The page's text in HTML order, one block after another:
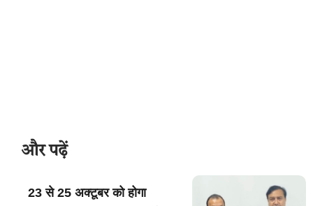
और पढ़ें
23 से 25 अक्टूबर को होगा